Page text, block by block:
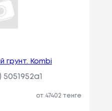
грунт. Kombi
от 47402 тенге